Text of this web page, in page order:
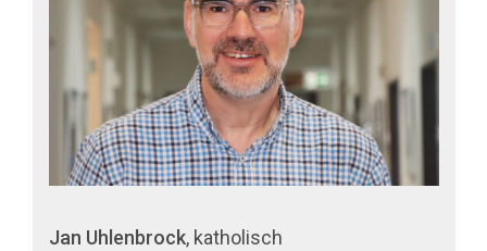
Jan Uhlenbrock, katholisch